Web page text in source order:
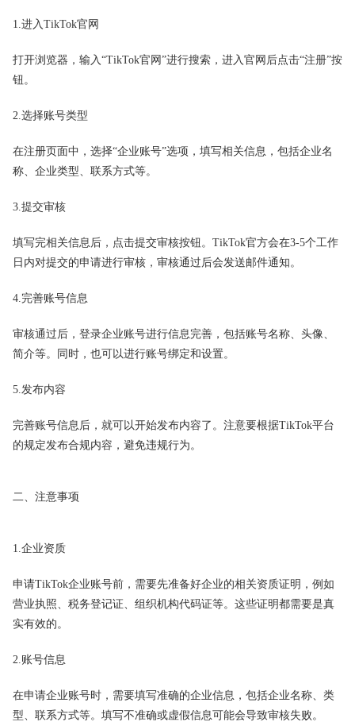
1.进入TikTok官网
打开浏览器，输入“TikTok官网”进行搜索，进入官网后点击“注册”按
钮。
2.选择账号类型
在注册页面中，选择“企业账号”选项，填写相关信息，包括企业名
称、企业类型、联系方式等。
3.提交审核
填写完相关信息后，点击提交审核按钮。TikTok官方会在3-5个工作
日内对提交的申请进行审核，审核通过后会发送邮件通知。
4.完善账号信息
审核通过后，登录企业账号进行信息完善，包括账号名称、头像、
简介等。同时，也可以进行账号绑定和设置。
5.发布内容
完善账号信息后，就可以开始发布内容了。注意要根据TikTok平台
的规定发布合规内容，避免违规行为。
二、注意事项
1.企业资质
申请TikTok企业账号前，需要先准备好企业的相关资质证明，例如
营业执照、税务登记证、组织机构代码证等。这些证明都需要是真
实有效的。
2.账号信息
在申请企业账号时，需要填写准确的企业信息，包括企业名称、类
型、联系方式等。填写不准确或虚假信息可能会导致审核失败。